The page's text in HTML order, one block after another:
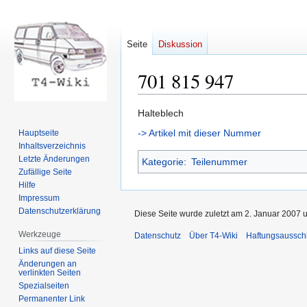
701 815 947
Zur
Navigation
Zur
Suche
Halteblech
-> Artikel mit dieser Nummer
Kategorie: Teilenummer
Seite Diskussion
Hauptseite
Inhaltsverzeichnis
Letzte Änderungen
Zufällige Seite
Hilfe
Impressum
Datenschutzerklärung
Werkzeuge
Links auf diese Seite
Änderungen an
verlinkten Seiten
Spezialseiten
Permanenter Link
Diese Seite wurde zuletzt am 2. Januar 2007
Datenschutz Über T4-Wiki